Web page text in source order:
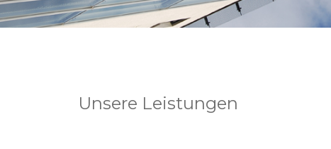
Unsere Leistungen